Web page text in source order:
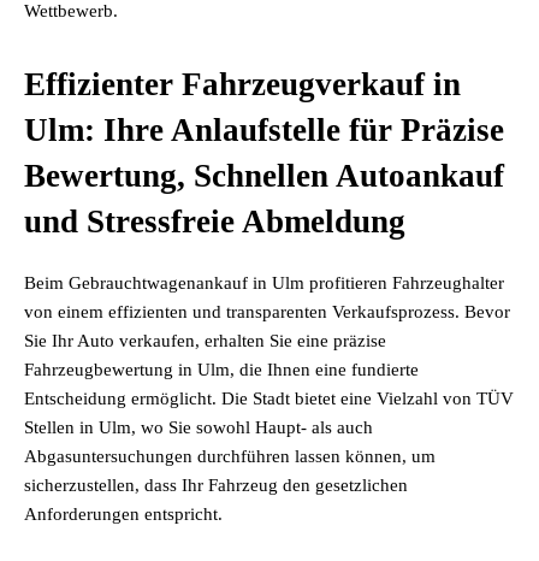
Wettbewerb.
Effizienter Fahrzeugverkauf in
Ulm: Ihre Anlaufstelle für Präzise
Bewertung, Schnellen Autoankauf
und Stressfreie Abmeldung
Beim Gebrauchtwagenankauf in Ulm profitieren Fahrzeughalter
von einem effizienten und transparenten Verkaufsprozess. Bevor
Sie Ihr Auto verkaufen, erhalten Sie eine präzise
Fahrzeugbewertung in Ulm, die Ihnen eine fundierte
Entscheidung ermöglicht. Die Stadt bietet eine Vielzahl von TÜV
Stellen in Ulm, wo Sie sowohl Haupt- als auch
Abgasuntersuchungen durchführen lassen können, um
sicherzustellen, dass Ihr Fahrzeug den gesetzlichen
Anforderungen entspricht.